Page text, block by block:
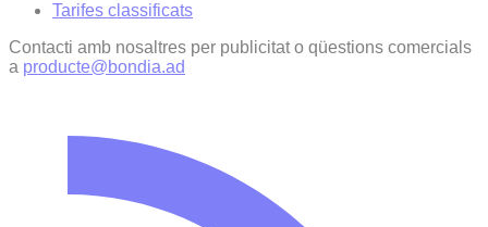
Tarifes classificats
Contacti amb nosaltres per publicitat o qüestions comercials
a producte@bondia.ad